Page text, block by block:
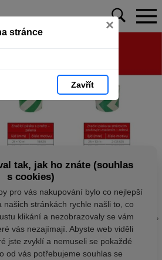
stránce ×
Zavřít
tak, jak ho znáte (souhlas
s cookies)
pro vás nakupování bylo co nejlepší
našich stránkách rychle našli to, co
klikání a nezobrazovaly se vám
vás nezajímají. Abyste web viděli
jste zvyklí a nemuseli se pokaždé
od vás potřebujeme souhlas se